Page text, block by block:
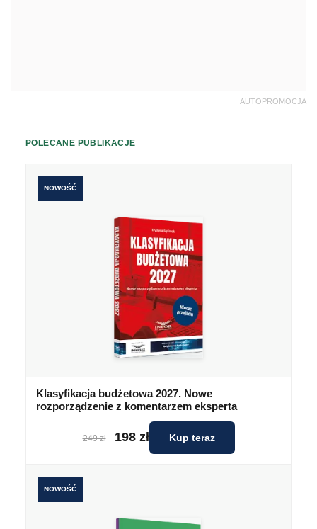
AUTOPROMOCJA
POLECANE PUBLIKACJE
NOWOŚĆ
Klasyfikacja budżetowa 2027. Nowe
rozporządzenie z komentarzem eksperta
249 zł 198 zł Kup teraz
NOWOŚĆ